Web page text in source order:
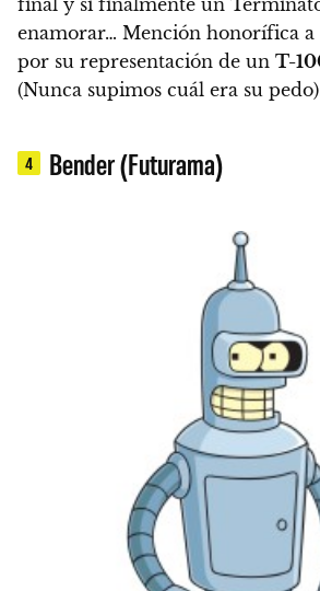
enamorar… Mención honorífica a
por su representación de un T-
(Nunca supimos cuál era su
4 Bender (Futurama)